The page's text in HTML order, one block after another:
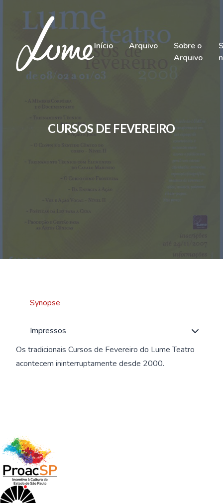
Início Arquivo
Sobre o
Arquivo
CURSOS DE FEVEREIRO
Synopse
Impressos
Os tradicionais Cursos de Fevereiro do Lume Teatro
acontecem ininterruptamente desde 2000.